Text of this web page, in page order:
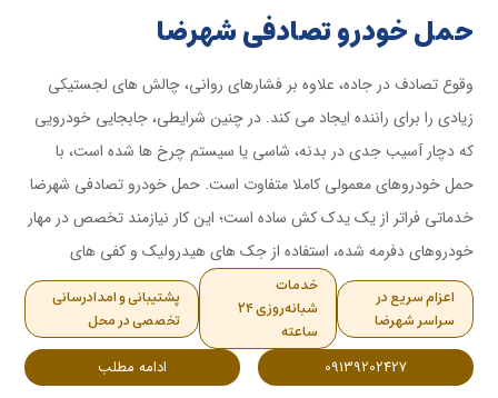
حمل خودرو تصادفی شهرضا
وقوع تصادف در جاده، علاوه بر فشارهای روانی، چالش های لجستیکی
زیادی را برای راننده ایجاد می کند. در چنین شرایطی، جابجایی خودرویی
که دچار آسیب جدی در بدنه، شاسی یا سیستم چرخ ها شده است، با
حمل خودروهای معمولی کاملا متفاوت است. حمل خودرو تصادفی شهرضا
خدماتی فراتر از یک یدک کش ساده است؛ این کار نیازمند تخصص در مهار
خودروهای دفرمه شده، استفاده از جک های هیدرولیک و کفی های
متحرک است تا از بروز خسارت ثانویه در هنگام بارگیری و تخلیه جلوگیری
شود.<br /> برای حمل خودروهای تصادفی در محورهای شهرضا، استفاده
از خودروبر کفی به جای یدک کش های سنتی توصیه می شود تا از فشار
به شاسی آسیب دیده جلوگیری شده و امنیت خودرو در طول مسیر
اعزام سریع در
سراسر شهرضا
خدمات
شبانه‌روزی ۲۴
ساعته
پشتیبانی و امدادرسانی
تخصصی در محل
09139202427 ادامه مطلب